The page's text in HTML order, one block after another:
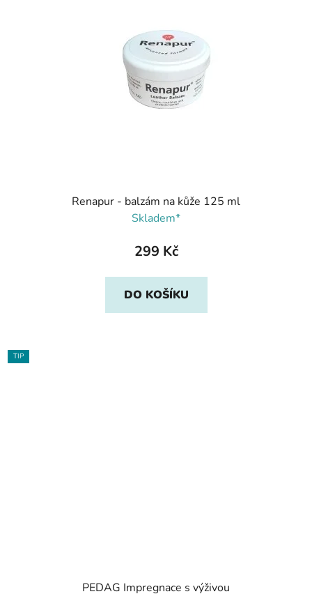
Renapur - balzám na kůže 125 ml
Skladem*
299 Kč
DO KOŠÍKU
TIP
PEDAG Impregnace s výživou